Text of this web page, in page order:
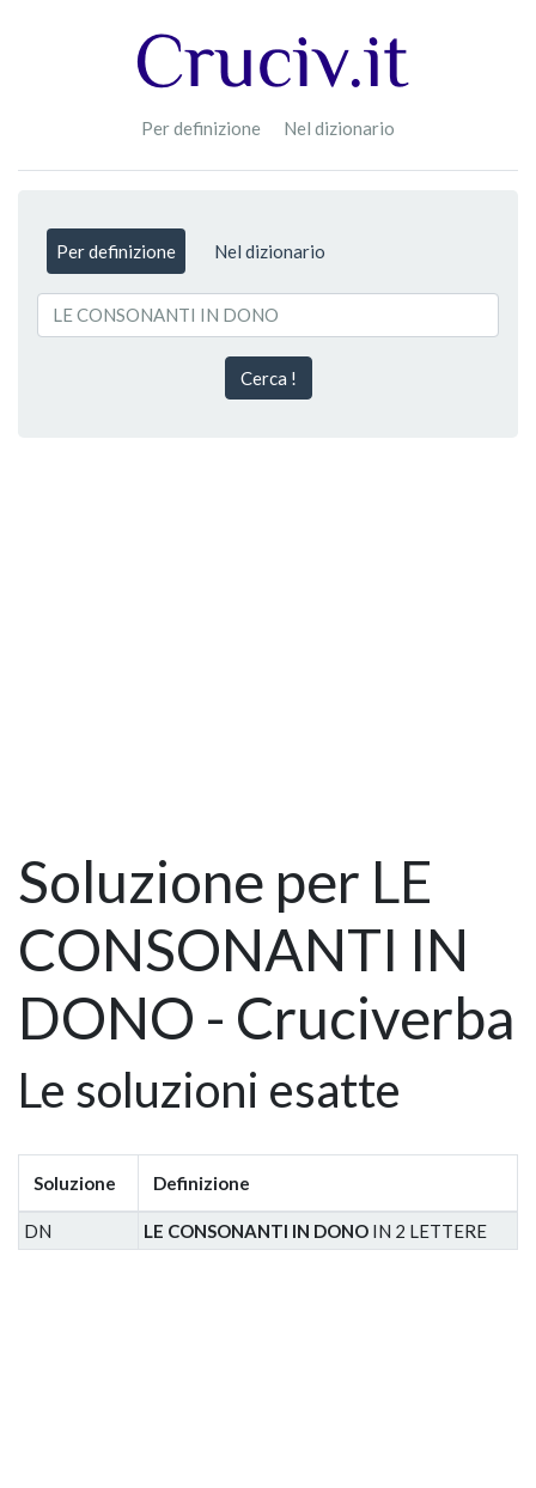
Per definizione Nel dizionario
Per definizione Nel dizionario
Cerca !
Soluzione per LE
CONSONANTI IN
DONO - Cruciverba
Le soluzioni esatte
Soluzione Definizione
DN LE CONSONANTI IN DONO IN 2 LETTERE